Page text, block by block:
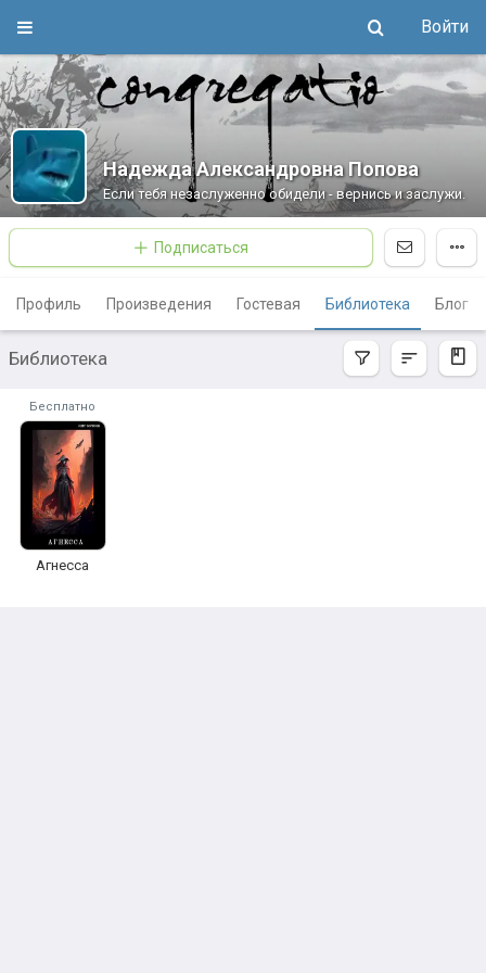
Войти
Надежда Александровна Попова
Если тебя незаслуженно обидели - вернись и заслужи.
Подписаться
Профиль Произведения Гостевая Библиотека Блог
Библиотека
Бесплатно
Агнесса